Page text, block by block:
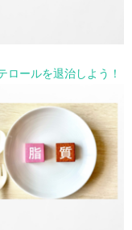
ロールを退治しよう！